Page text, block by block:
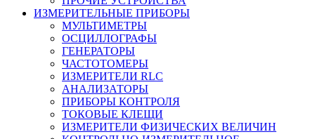
ИЗМЕРИТЕЛЬНЫЕ ПРИБОРЫ
МУЛЬТИМЕТРЫ
ОСЦИЛЛОГРАФЫ
ГЕНЕРАТОРЫ
ЧАСТОТОМЕРЫ
ИЗМЕРИТЕЛИ RLC
АНАЛИЗАТОРЫ
ПРИБОРЫ КОНТРОЛЯ
ТОКОВЫЕ КЛЕЩИ
ИЗМЕРИТЕЛИ ФИЗИЧЕСКИХ ВЕЛИЧИН